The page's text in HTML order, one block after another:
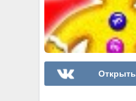
Открыть